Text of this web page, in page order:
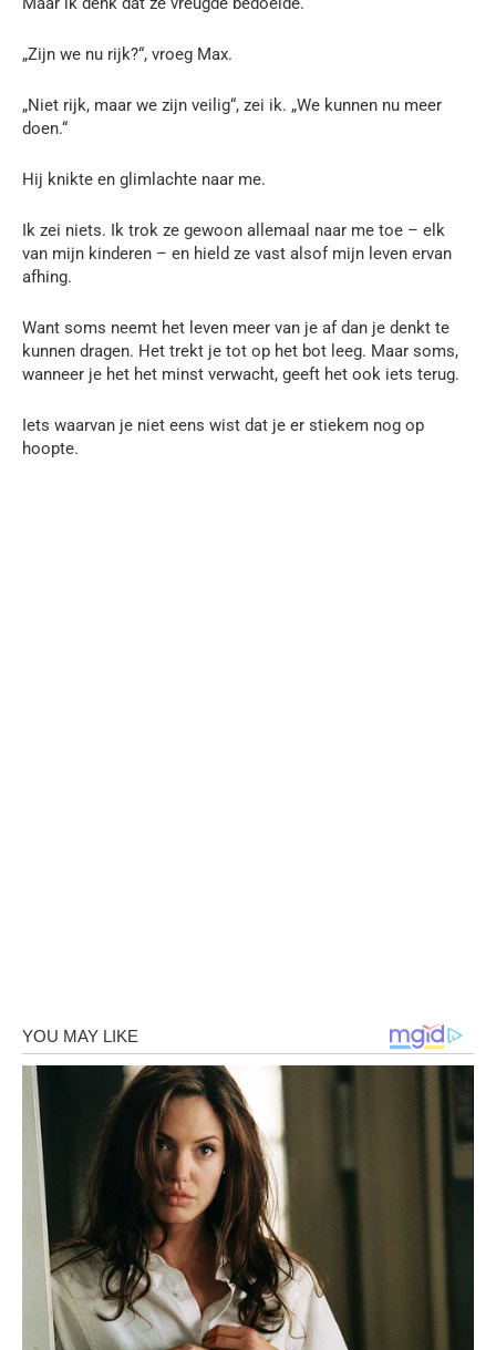
„Zijn we nu rijk?“, vroeg Max.
„Niet rijk, maar we zijn veilig“, zei ik. „We kunnen nu meer
doen.“
Hij knikte en glimlachte naar me.
Ik zei niets. Ik trok ze gewoon allemaal naar me toe – elk
van mijn kinderen – en hield ze vast alsof mijn leven ervan
afhing.
Want soms neemt het leven meer van je af dan je denkt te
kunnen dragen. Het trekt je tot op het bot leeg. Maar soms,
wanneer je het het minst verwacht, geeft het ook iets terug.
Iets waarvan je niet eens wist dat je er stiekem nog op
hoopte.